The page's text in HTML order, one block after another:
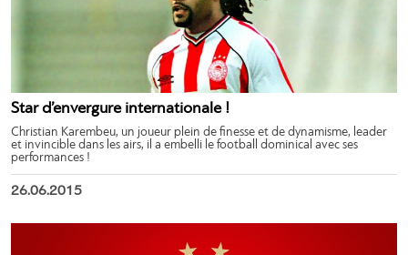
Star d’envergure internationale !
Christian Karembeu, un joueur plein de finesse et de dynamisme, leader
et invincible dans les airs, il a embelli le football dominical avec ses
performances !
26.06.2015